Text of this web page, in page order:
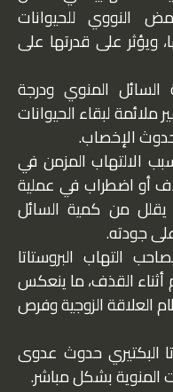
النووي للحيوانات
ويؤثر على قدرتها على
السائل المنوي ودرجة
لبقاء الحيوانات
الإخصاب.
الالتهاب المزمن في
أو اضطراب في عملية
من كمية السائل
جودته.
التهاب البروستاتا
أثناء القذف، ما ينعكس
العلاقة الزوجية وفرص
البكتيري حدوث عدوى
المنوية بشكل مباشر.